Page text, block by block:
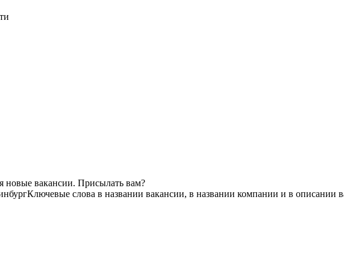
новые вакансии. Присылать вам?
Ключевые слова в названии вакансии, в названии компании и в описании